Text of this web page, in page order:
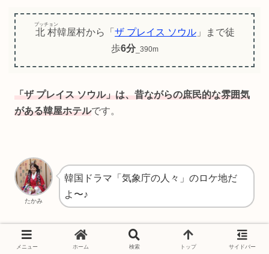
北村
プッチョン
韓屋村から「 ザ プレイス ソウル 」まで徒
歩6分_390m
「ザ プレイス ソウル」は、昔ながらの庶民的な雰囲気
がある韓屋ホテルです。
たかみ
韓国ドラマ「気象庁の人々」のロケ地だ
よ〜♪
中庭があるので、夜の晩酌とか楽しいですよ〜♪
メニュー ホーム 検索 トップ サイドバー